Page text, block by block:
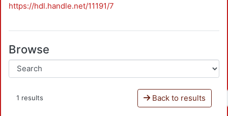
https://hdl.handle.net/11191/7
Browse
1 results Back to results